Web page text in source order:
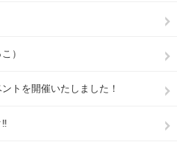
）
トを開催いたしました！